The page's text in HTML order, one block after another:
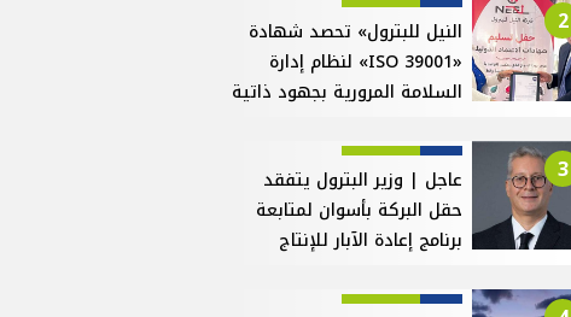
2
النيل للبترول» تحصد شهادة
«ISO 39001» لنظام إدارة
السلامة المرورية بجهود ذاتية
3
عاجل | وزير البترول يتفقد
حقل البركة بأسوان لمتابعة
برنامج إعادة الآبار للإنتاج